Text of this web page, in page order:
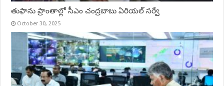
తుఫాను ప్రాంతాల్లో సీఎం చంద్రబాబు ఏరియల్‌ సర్వే
October 30, 2025